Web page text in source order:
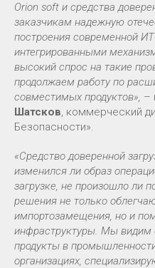
Orion soft и средства
заказчикам надежную
построения современной
интегрированными
высокий спрос на такие
продолжаем работу по
совместимых продуктов», –
Шатсков, коммерческий
Безопасности».
«Средство доверенной
изменился ли образ
загрузке, не произошло ли
решения не только
импортозамещения, но и
инфраструктуры. Мы видим
продукты в
организациях,